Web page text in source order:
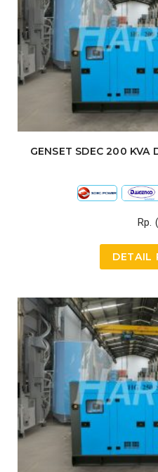
GENSET SDEC 200 KVA
Rp.
DETAIL